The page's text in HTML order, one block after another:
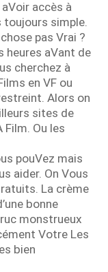
accès à
toujours simple.
pas Vrai ?
heures aVant de
cherchez à
en VF ou
Alors on
sites de
Ou les
pouVez mais
aider. On Vous
La crème
bonne
monstrueux
Votre Les
bien